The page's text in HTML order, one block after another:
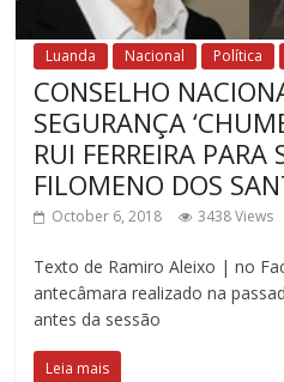
Luanda Nacional Política
CONSELHO
SEGURANÇA
RUI FERREIRA PARA
FILOMENO DOS
October 6, 2018 3438 Views
Texto de Ramiro Aleixo | no
antecâmara realizado na
antes da sessão
Leia mais